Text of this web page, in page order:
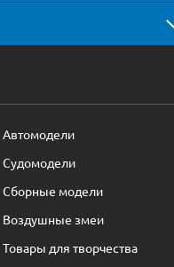
Автомодели
Судомодели
Сборные модели
Воздушные змеи
Товары для творчества